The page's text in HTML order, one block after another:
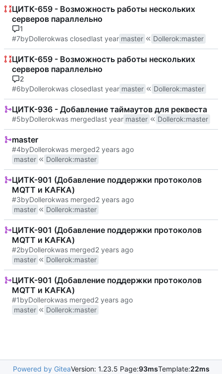
ЦИТК-659 - Возможность работы нескольких
серверов параллельно
1
#7byDollerokwas closed master Dollerok:master
ЦИТК-659 - Возможность работы нескольких
серверов параллельно
2
#6byDollerokwas closed master Dollerok:master
ЦИТК-936 - Добавление таймаутов для реквеста
#5byDollerokwas merged master Dollerok:master
master
#4byDollerokwas merged
master
Dollerok:master
ЦИТК-901 (Добавление поддержки протоколов
MQTT и KAFKA)
#3byDollerokwas merged
master
Dollerok:master
ЦИТК-901 (Добавление поддержки протоколов
MQTT и KAFKA)
#2byDollerokwas merged
master
Dollerok:master
ЦИТК-901 (Добавление поддержки протоколов
MQTT и KAFKA)
#1byDollerokwas merged
master
Dollerok:master
Powered by GiteaVersion: 1.23.5 Page:93msTemplate:22ms